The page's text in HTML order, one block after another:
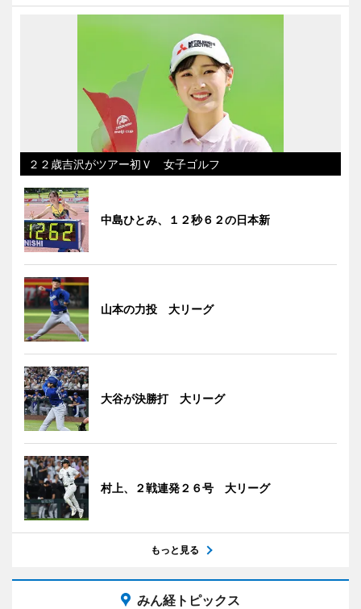
２２歳吉沢がツアー初Ｖ 女子ゴルフ
中島ひとみ、１２秒６２の日本新
山本の力投 大リーグ
大谷が決勝打 大リーグ
村上、２戦連発２６号 大リーグ
もっと見る
みん経トピックス